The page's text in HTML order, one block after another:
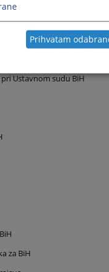
BiH
Ustavnom sudu BiH
za BiH
Prihvatam